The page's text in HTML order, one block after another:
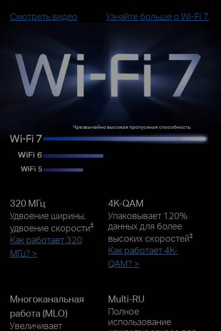
Смотреть видео
Узнайте больше о Wi-Fi 7
Чрезвычайно высокая пропускная способность
320 МГц
Удвоение ширины,
удвоение скорости‡
Как работает 320
МГц? >
4K-QAM
Упаковывает 120%
данных для более
высоких скоростей‡
Как работает 4K-
QAM? >
Многоканальная
работа (MLO)
Увеличивает
Multi-RU
Полное
использование